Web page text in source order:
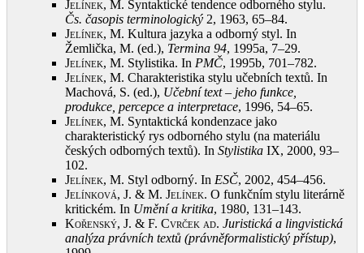
Jelínek, M. Syntaktické tendence odborného stylu.
Čs. časopis terminologický 2, 1963, 65–84.
Jelínek, M. Kultura jazyka a odborný styl. In
Žemlička, M. (ed.), Termina 94, 1995a, 7–29.
Jelínek, M. Stylistika. In PMČ, 1995b, 701–782.
Jelínek, M. Charakteristika stylu učebních textů. In
Machová, S. (ed.), Učební text – jeho funkce,
produkce, percepce a interpretace, 1996, 54–65.
Jelínek, M. Syntaktická kondenzace jako
charakteristický rys odborného stylu (na materiálu
českých odborných textů). In Stylistika IX, 2000, 93–
102.
Jelínek, M. Styl odborný. In ESČ, 2002, 454–456.
Jelínková, J. & M. Jelínek. O funkčním stylu literárně
kritickém. In Umění a kritika, 1980, 131–143.
Kořenský, J. & F. Cvrček ad. Juristická a lingvistická
analýza právních textů (právněformalistický přístup),